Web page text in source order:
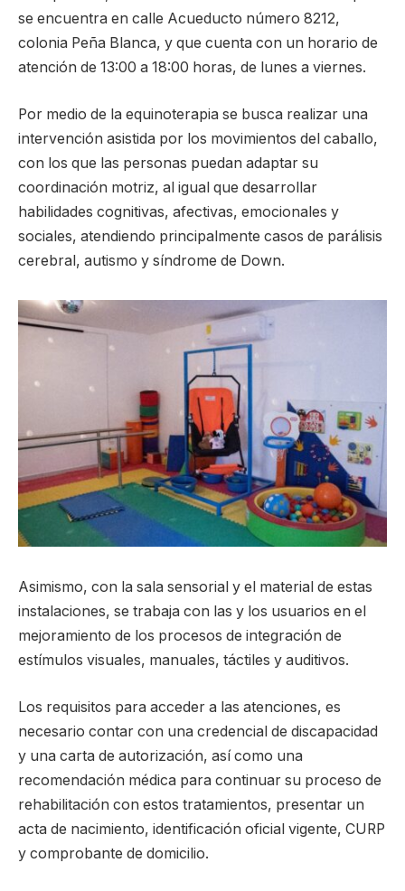
se encuentra en calle Acueducto número 8212,
colonia Peña Blanca, y que cuenta con un horario de
atención de 13:00 a 18:00 horas, de lunes a viernes.
Por medio de la equinoterapia se busca realizar una
intervención asistida por los movimientos del caballo,
con los que las personas puedan adaptar su
coordinación motriz, al igual que desarrollar
habilidades cognitivas, afectivas, emocionales y
sociales, atendiendo principalmente casos de parálisis
cerebral, autismo y síndrome de Down.
Asimismo, con la sala sensorial y el material de estas
instalaciones, se trabaja con las y los usuarios en el
mejoramiento de los procesos de integración de
estímulos visuales, manuales, táctiles y auditivos.
Los requisitos para acceder a las atenciones, es
necesario contar con una credencial de discapacidad
y una carta de autorización, así como una
recomendación médica para continuar su proceso de
rehabilitación con estos tratamientos, presentar un
acta de nacimiento, identificación oficial vigente, CURP
y comprobante de domicilio.